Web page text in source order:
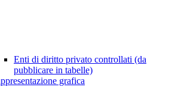
Enti di diritto privato controllati (da
pubblicare in tabelle)
grafica